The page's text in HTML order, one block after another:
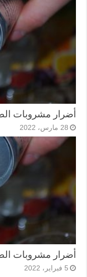
أضرار مشروبات
28 مارس، 2022
أضرار مشروبات
5 فبراير، 2022